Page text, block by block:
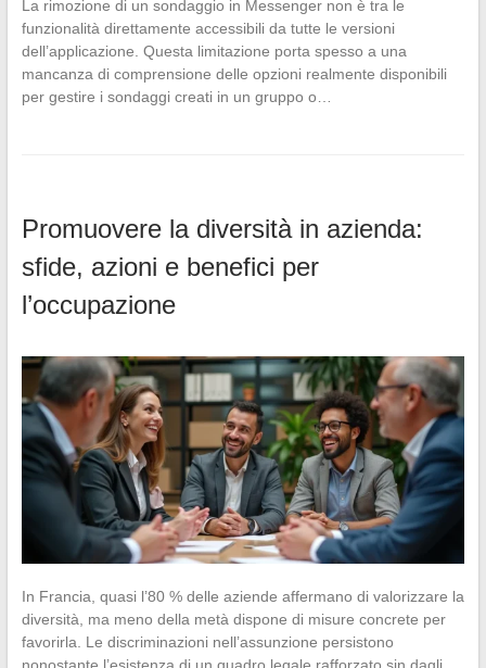
La rimozione di un sondaggio in Messenger non è tra le
funzionalità direttamente accessibili da tutte le versioni
dell’applicazione. Questa limitazione porta spesso a una
mancanza di comprensione delle opzioni realmente disponibili
per gestire i sondaggi creati in un gruppo o…
Promuovere la diversità in azienda:
sfide, azioni e benefici per
l’occupazione
In Francia, quasi l’80 % delle aziende affermano di valorizzare la
diversità, ma meno della metà dispone di misure concrete per
favorirla. Le discriminazioni nell’assunzione persistono